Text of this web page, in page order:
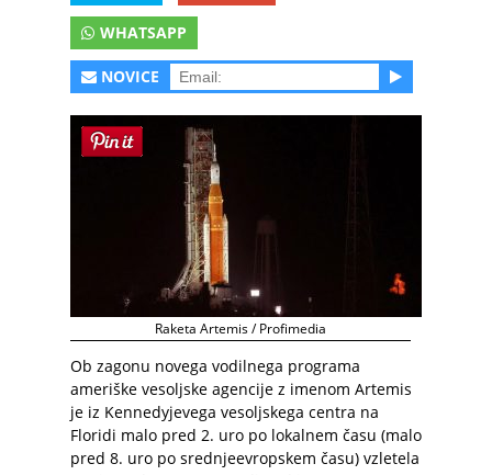
WHATSAPP
NOVICE
Raketa Artemis / Profimedia
Ob zagonu novega vodilnega programa
ameriške vesoljske agencije z imenom Artemis
je iz Kennedyjevega vesoljskega centra na
Floridi malo pred 2. uro po lokalnem času (malo
pred 8. uro po srednjeevropskem času) vzletela